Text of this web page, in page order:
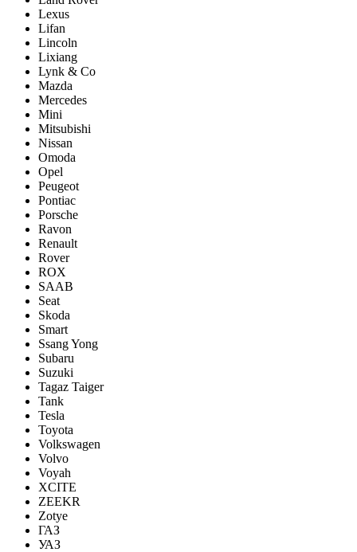
Lexus
Lifan
Lincoln
Lixiang
Lynk & Co
Mazda
Mercedes
Mini
Mitsubishi
Nissan
Omoda
Opel
Peugeot
Pontiac
Porsсhe
Ravon
Renault
Rover
ROX
SAAB
Seat
Skoda
Smart
Ssang Yong
Subaru
Suzuki
Tagaz Taiger
Tank
Tesla
Toyota
Volkswagen
Volvo
Voyah
XCITE
ZEEKR
Zotye
ГАЗ
УАЗ